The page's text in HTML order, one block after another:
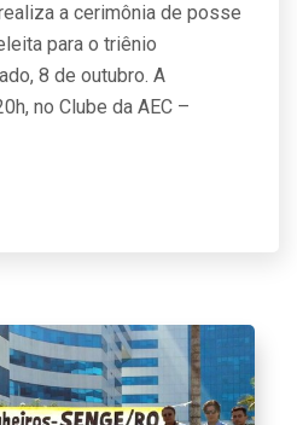
a cerimônia de posse
para o triênio
8 de outubro. A
no Clube da AEC –